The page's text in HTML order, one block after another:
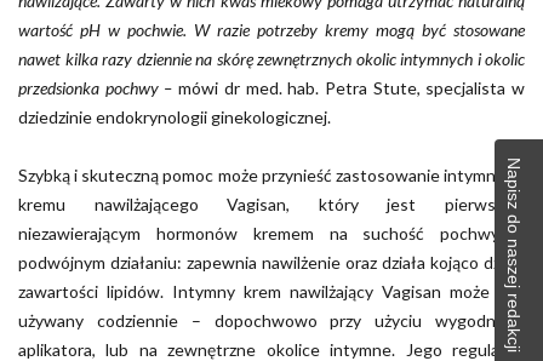
wartość pH w pochwie. W razie potrzeby kremy mogą być stosowane
nawet kilka razy dziennie na skórę zewnętrznych okolic intymnych i okolic
przedsionka pochwy – mówi dr med. hab. Petra Stute, specjalista w
dziedzinie endokrynologii ginekologicznej.
Szybką i skuteczną pomoc może przynieść zastosowanie intymnego
kremu nawilżającego Vagisan, który jest pierwszym
niezawierającym hormonów kremem na suchość pochwy o
podwójnym działaniu: zapewnia nawilżenie oraz działa kojąco dzięki
zawartości lipidów. Intymny krem nawilżający Vagisan może być
używany codziennie – dopochwowo przy użyciu wygodnego
aplikatora, lub na zewnętrzne okolice intymne. Jego regularne
Napisz do naszej redakcji